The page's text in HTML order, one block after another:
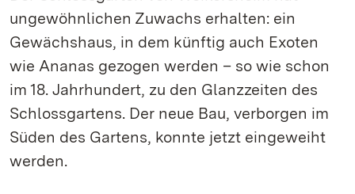
ungewöhnlichen Zuwachs erhalten: ein
Gewächshaus, in dem künftig auch Exoten
wie Ananas gezogen werden – so wie schon
im 18. Jahrhundert, zu den Glanzzeiten des
Schlossgartens. Der neue Bau, verborgen im
Süden des Gartens, konnte jetzt eingeweiht
werden.